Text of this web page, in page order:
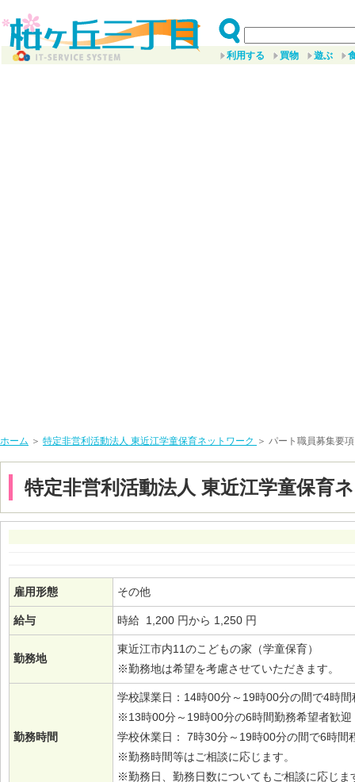
利用する 買物 遊ぶ
ホーム ＞ 特定非営利活動法人 東近江学童保育ネットワーク ＞ パート職員募集要
特定非営利活動法人 東近江学童保育
雇用形態 その他
給与 時給 1,200 円から 1,250 円
勤務地
東近江市内11のこどもの家（学童保育）
※勤務地は希望を考慮させていただきます。
勤務時間
学校課業日：14時00分～19時00分の間で4時間
※13時00分～19時00分の6時間勤務希望者歓迎
学校休業日： 7時30分～19時00分の間で6時間
※勤務時間等はご相談に応じます。
※勤務日、勤務日数についてもご相談に応じま